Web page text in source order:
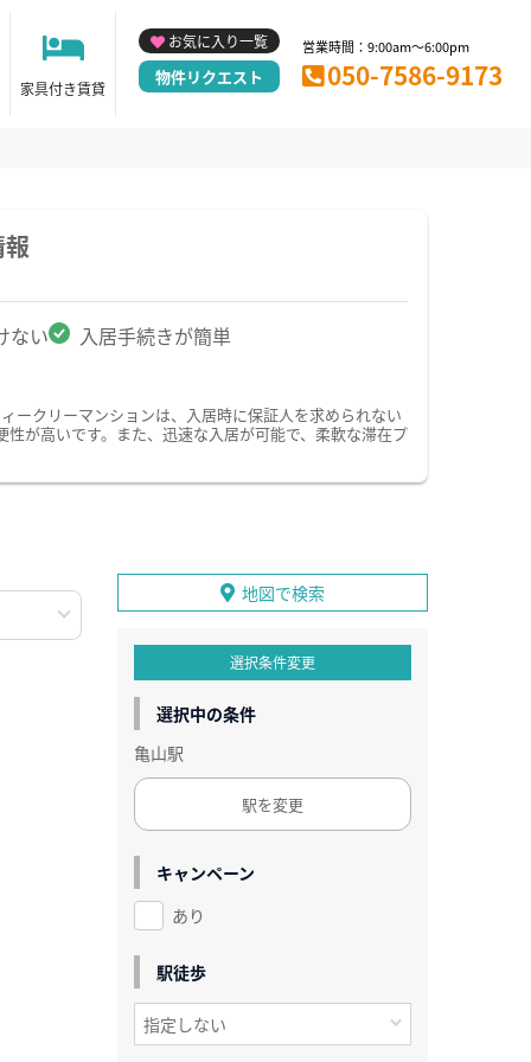
家具付き賃貸
お気に入り一覧
物件リクエスト
営業時間：9:00am～6:00pm
050-7586-9173
ない 入居手続きが簡単
ークリーマンションは、入居時に保証人を求められない
が高いです。また、迅速な入居が可能で、柔軟な滞在プ
地図で検索
選択条件変更
選択中の条件
亀山駅
駅を変更
キャンペーン
あり
駅徒歩